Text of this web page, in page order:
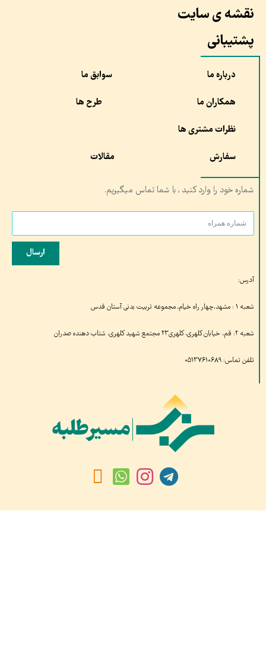
نقشه ی سایت
پشتیبانی
درباره ما سوابق ما
همکاران ما طرح ها
نظرات مشتری ها
سفارش مقالات
شماره خود را وارد کنید , با شما تماس میگیریم.
ارسال
آدرس:
شعبه ۱ : مشهد،چهار راه خیام, مجموعه تربیت بدنی آستان قدس
شعبه ۲: قم، خیابان کلهری، کلهری۲۳ مجتمع شهید کلهری، شتاب دهنده صدران
تلفن تماس: ۰۵۱۳۷۶۱۰۶۸۹